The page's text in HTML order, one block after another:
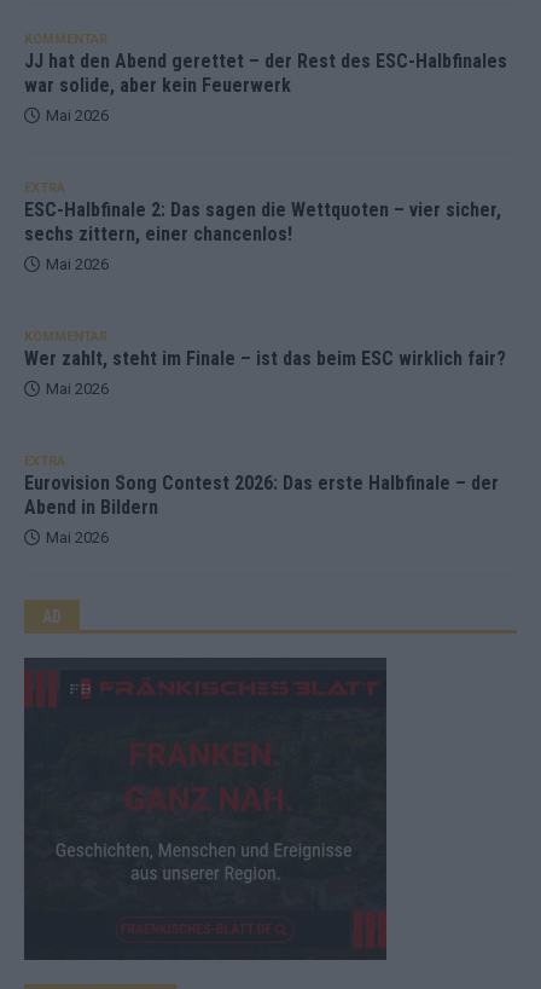
KOMMENTAR
JJ hat den Abend gerettet – der Rest des ESC-Halbfinales
war solide, aber kein Feuerwerk
Mai 2026
EXTRA
ESC-Halbfinale 2: Das sagen die Wettquoten – vier sicher,
sechs zittern, einer chancenlos!
Mai 2026
KOMMENTAR
Wer zahlt, steht im Finale – ist das beim ESC wirklich fair?
Mai 2026
EXTRA
Eurovision Song Contest 2026: Das erste Halbfinale – der
Abend in Bildern
Mai 2026
AD